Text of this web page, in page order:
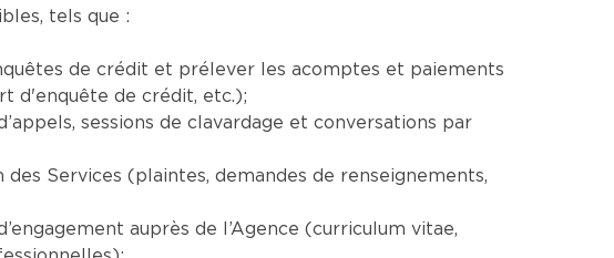
tels que :
de crédit et prélever les acomptes et paiements
d'enquête de crédit, etc.);
sessions de clavardage et conversations par
Services (plaintes, demandes de renseignements,
auprès de l’Agence (curriculum vitae,